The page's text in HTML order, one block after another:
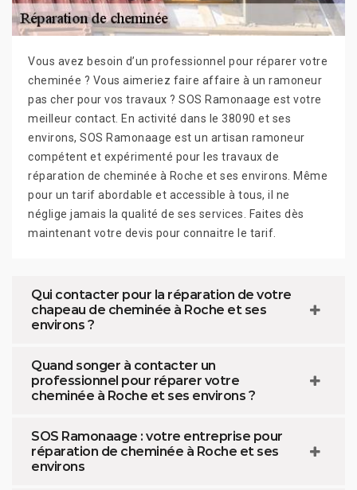
Vous avez besoin d’un professionnel pour réparer votre
cheminée ? Vous aimeriez faire affaire à un ramoneur
pas cher pour vos travaux ? SOS Ramonaage est votre
meilleur contact. En activité dans le 38090 et ses
environs, SOS Ramonaage est un artisan ramoneur
compétent et expérimenté pour les travaux de
réparation de cheminée à Roche et ses environs. Même
pour un tarif abordable et accessible à tous, il ne
néglige jamais la qualité de ses services. Faites dès
maintenant votre devis pour connaitre le tarif.
Qui contacter pour la réparation de votre
chapeau de cheminée à Roche et ses
environs ?
Quand songer à contacter un
professionnel pour réparer votre
cheminée à Roche et ses environs ?
SOS Ramonaage : votre entreprise pour
réparation de cheminée à Roche et ses
environs